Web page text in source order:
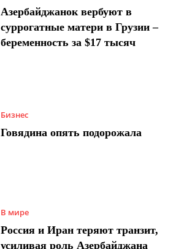
Азербайджанок вербуют в
суррогатные матери в Грузии –
беременность за $17 тысяч
Бизнес
Говядина опять подорожала
В мире
Россия и Иран теряют транзит,
усиливая роль Азербайджана